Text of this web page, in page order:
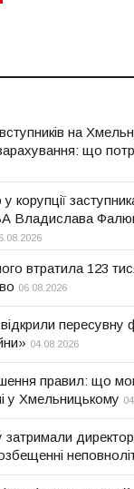
на
що
корупції
Владислава
втратила 123
06.08.2026
пересувну
04.08.2026
правил: що
у Хмельницькому